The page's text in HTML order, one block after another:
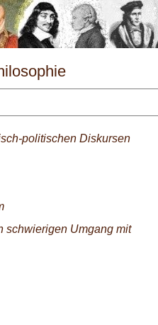
politischen Diskursen
schwierigen Umgang mit